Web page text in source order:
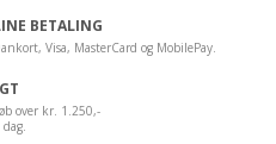
BETALING
Visa, MasterCard og MobilePay.
over kr. 1.250,-